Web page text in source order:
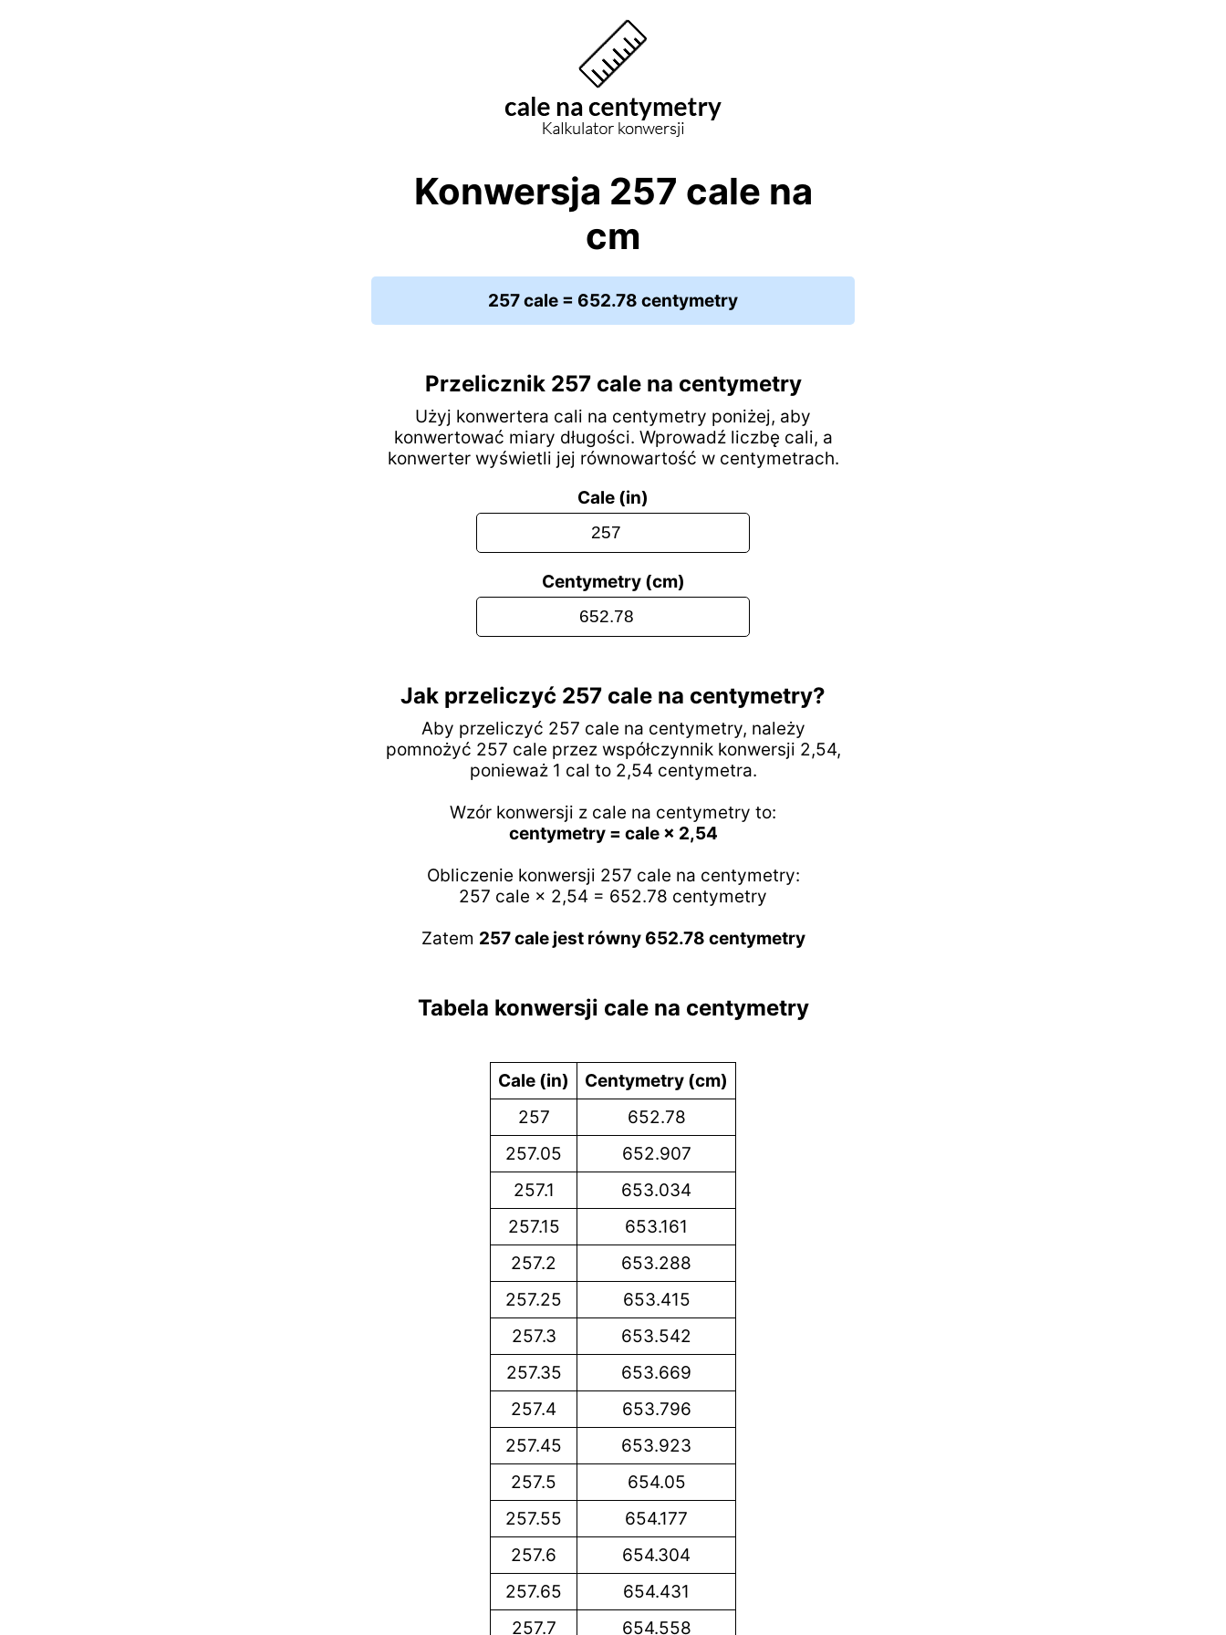
Konwersja 257 cale na
cm
257 cale = 652.78 centymetry
Przelicznik 257 cale na centymetry
Użyj konwertera cali na centymetry poniżej, aby
konwertować miary długości. Wprowadź liczbę cali, a
konwerter wyświetli jej równowartość w centymetrach.
Cale (in)
Centymetry (cm)
Jak przeliczyć 257 cale na centymetry?
Aby przeliczyć 257 cale na centymetry, należy
pomnożyć 257 cale przez współczynnik konwersji 2,54,
ponieważ 1 cal to 2,54 centymetra.
Wzór konwersji z cale na centymetry to:
centymetry = cale × 2,54
Obliczenie konwersji 257 cale na centymetry:
257 cale × 2,54 = 652.78 centymetry
Zatem 257 cale jest równy 652.78 centymetry
Tabela konwersji cale na centymetry
Cale (in)
Centymetry (cm)
257
652.78
257.05
652.907
257.1
653.034
257.15
653.161
257.2
653.288
257.25
653.415
257.3
653.542
257.35
653.669
257.4
653.796
257.45
653.923
257.5
654.05
257.55
654.177
257.6
654.304
257.65
654.431
257.7
654.558